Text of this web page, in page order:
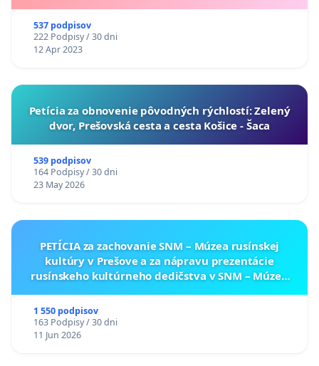
537 podpisov
222 Podpisy / 30 dni
12 Apr 2023
​Petícia za obnovenie pôvodných rýchlostí: Zelený
dvor, Prešovská cesta a cesta Košice - Šaca
539 podpisov
164 Podpisy / 30 dni
23 May 2026
PETÍCIA za zachovanie SNM – Múzea rusínskej
kultúry v Prešove a za nápravu prezentácie
rusínskeho kultúrneho dedičstva v SNM – Múzeu
1 550 podpisov
163 Podpisy / 30 dni
11 Jun 2026